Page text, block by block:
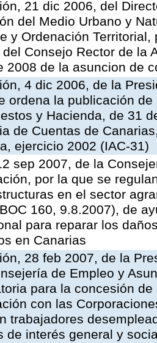
21 dic 2006, del
del Medio Urbano y
y Ordenación
Consejo Rector de la
2008 de la asuncion de
4 dic 2006, de la
ordena la publicación
y Hacienda, de 31
de Cuentas de
ejercicio 2002 (IAC-31)
sep 2007, de la
por la que se
en el sector
160, 9.8.2007), de
para reparar los
en Canarias
28 feb 2007, de la
de Empleo y
para la concesión
con las
trabajadores
de interés general y